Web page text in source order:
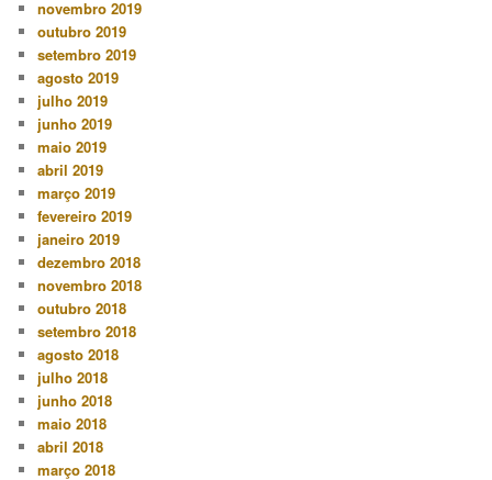
novembro 2019
outubro 2019
setembro 2019
agosto 2019
julho 2019
junho 2019
maio 2019
abril 2019
março 2019
fevereiro 2019
janeiro 2019
dezembro 2018
novembro 2018
outubro 2018
setembro 2018
agosto 2018
julho 2018
junho 2018
maio 2018
abril 2018
março 2018